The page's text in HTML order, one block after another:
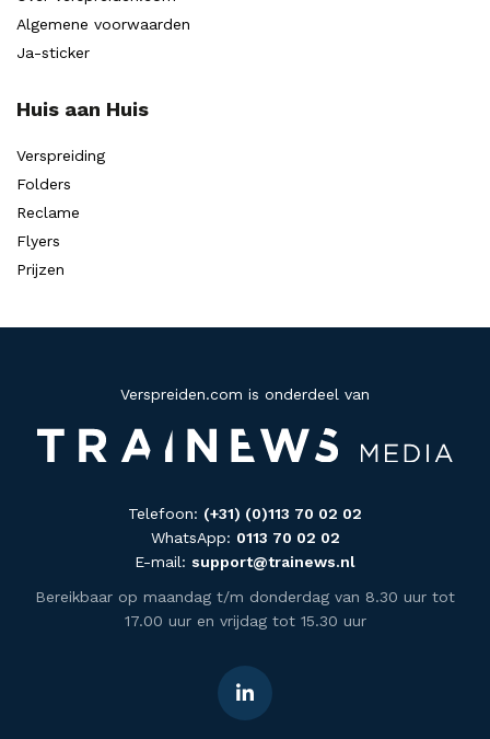
Algemene voorwaarden
Ja-sticker
Huis aan Huis
Verspreiding
Folders
Reclame
Flyers
Prijzen
Verspreiden.com is onderdeel van
Telefoon: (+31) (0)113 70 02 02
WhatsApp: 0113 70 02 02
E-mail: support@trainews.nl
Bereikbaar op maandag t/m donderdag van 8.30 uur tot
17.00 uur en vrijdag tot 15.30 uur